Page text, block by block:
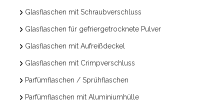
Glasflaschen mit Schraubverschluss
Glasflaschen für gefriergetrocknete Pulver
Glasflaschen mit Aufreißdeckel
Glasflaschen mit Crimpverschluss
Parfümflaschen / Sprühflaschen
Parfümflaschen mit Aluminiumhülle